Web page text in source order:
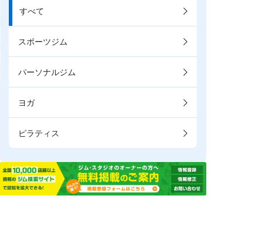
すべて
スポーツジム
パーソナルジム
ヨガ
ピラティス